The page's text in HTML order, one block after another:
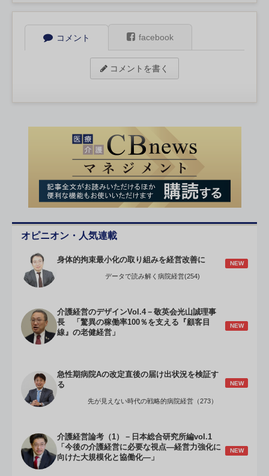
コメント facebook
コメントを書く
オピニオン・人気連載
身体的拘束最小化の取り組みを経営改善に NEW
データで読み解く病院経営(254)
介護経営のデザインVol.4－敬英会光山誠理事
長 「驚異の稼働率100％を支える『顧客目
線』の老健経営」
NEW
急性期病院Aの改定直後の届け出状況を検証す
る
NEW
先が見えない時代の戦略的病院経営（273）
介護経営論考（1）－日本総合研究所編vol.1
「今後の介護経営に必要な視点―経営力強化に
向けた大規模化と協働化―」
NEW